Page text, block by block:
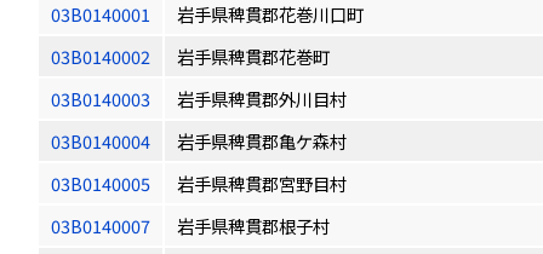
03B0140001
岩手県稗貫郡花巻川口町
03B0140002
岩手県稗貫郡花巻町
03B0140003
岩手県稗貫郡外川目村
03B0140004
岩手県稗貫郡亀ケ森村
03B0140005
岩手県稗貫郡宮野目村
03B0140007
岩手県稗貫郡根子村